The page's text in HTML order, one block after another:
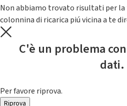
Non abbiamo trovato risultati per la
colonnina di ricarica piú vicina a te
C'è un problema
dati.
Per favore riprova.
Riprova